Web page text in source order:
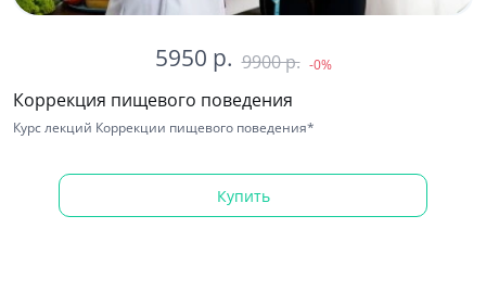
5950 р. 9900 р. -0%
Коррекция пищевого поведения
Курс лекций Коррекции пищевого поведения*
Купить